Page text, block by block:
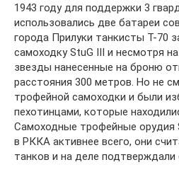
1943 году для поддержки 3
использовались две батареи
города Прилуки танкисты Т-70
самоходку StuG III и несмотря
звезды нанесенные на броню
расстояния 300 метров. Но не
трофейной самоходки и были
пехотинцами, которые
Самоходные трофейные орудия
в РККА активнее всего, они
танков и на деле подтверждали